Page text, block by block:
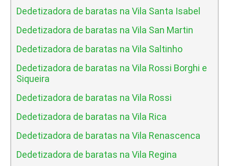
Dedetizadora de baratas na Vila Santa Isabel
Dedetizadora de baratas na Vila San Martin
Dedetizadora de baratas na Vila Saltinho
Dedetizadora de baratas na Vila Rossi Borghi e
Siqueira
Dedetizadora de baratas na Vila Rossi
Dedetizadora de baratas na Vila Rica
Dedetizadora de baratas na Vila Renascenca
Dedetizadora de baratas na Vila Regina